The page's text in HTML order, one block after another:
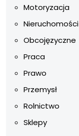
Motoryzacja
Nieruchomości
Obcojęzyczne
Praca
Prawo
Przemysł
Rolnictwo
Sklepy